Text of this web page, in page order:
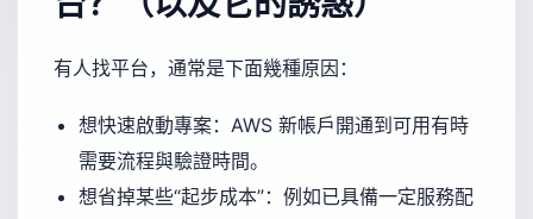
有人找平台，通常是下面幾種原因：
想快速啟動專案：AWS 新帳戶開通到可用有時
需要流程與驗證時間。
想省掉某些“起步成本”：例如已具備一定服務配